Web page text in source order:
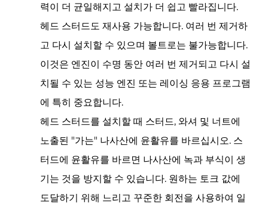
력이 더 균일해지고 설치가 더 쉽고 빨라집니다.
헤드 스터드도 재사용 가능합니다. 여러 번 제거하
고 다시 설치할 수 있으며 볼트로는 불가능합니다.
이것은 엔진이 수명 동안 여러 번 제거되고 다시 설
치될 수 있는 성능 엔진 또는 레이싱 응용 프로그램
에 특히 중요합니다.
헤드 스터드를 설치할 때 스터드, 와셔 및 너트에
노출된 "가는" 나사산에 윤활유를 바르십시오. 스
터드에 윤활유를 바르면 나사산에 녹과 부식이 생
기는 것을 방지할 수 있습니다. 원하는 토크 값에
도달하기 위해 느리고 꾸준한 회전을 사용하여 일